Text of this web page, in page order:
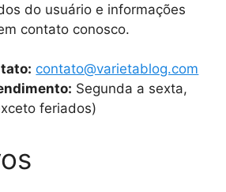
do usuário e informações
contato conosco.
contato@varietablog.com
Segunda a sexta,
feriados)